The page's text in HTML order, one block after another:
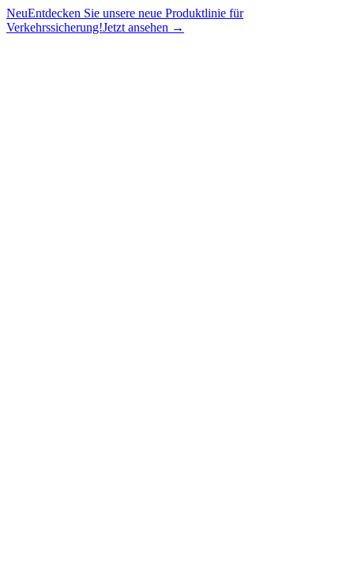
NeuEntdecken Sie unsere neue Produktlinie für
Verkehrssicherung!Jetzt ansehen →